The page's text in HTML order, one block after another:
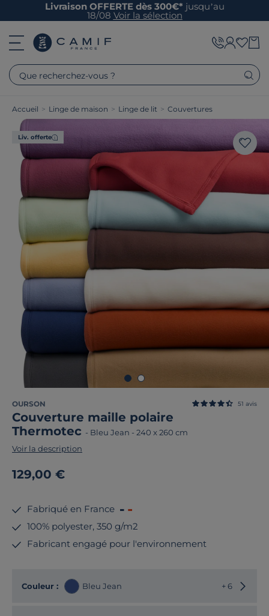
Livraison OFFERTE dès 300€* jusqu’au
18/08 Voir la sélection
Que recherchez-vous ?
Accueil > Linge de maison > Linge de lit > Couvertures
Liv. offerte
OURSON
Couverture maille polaire
Thermotec - Bleu Jean - 240 x 260 cm
51 avis
Voir la description
129,00 €
Fabriqué en France
100% polyester, 350 g/m2
Fabricant engagé pour l'environnement
Couleur : Bleu Jean + 6